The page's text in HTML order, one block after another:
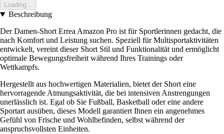
Loading...
Beschreibung
Der Damen-Short Errea Amazon Pro ist für Sportlerinnen gedacht, die
nach Komfort und Leistung suchen. Speziell für Multisportaktivitäten
entwickelt, vereint dieser Short Stil und Funktionalität und ermöglicht
optimale Bewegungsfreiheit während Ihres Trainings oder
Wettkampfs.
Hergestellt aus hochwertigen Materialien, bietet der Short eine
hervorragende Atmungsaktivität, die bei intensiven Anstrengungen
unerlässlich ist. Egal ob Sie Fußball, Basketball oder eine andere
Sportart ausüben, dieses Modell garantiert Ihnen ein angenehmes
Gefühl von Frische und Wohlbefinden, selbst während der
anspruchsvollsten Einheiten.